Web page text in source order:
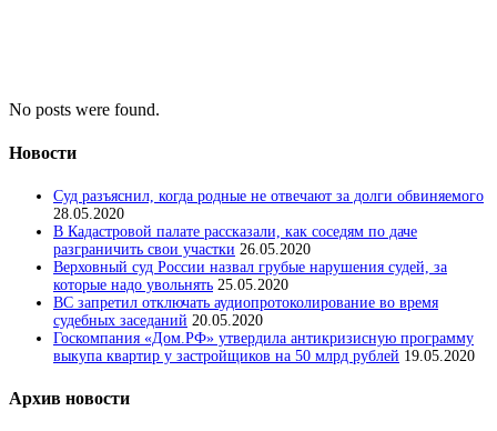
No posts were found.
Новости
Суд разъяснил, когда родные не отвечают за долги обвиняемого
28.05.2020
В Кадастровой палате рассказали, как соседям по даче
разграничить свои участки 26.05.2020
Верховный суд России назвал грубые нарушения судей, за
которые надо увольнять 25.05.2020
ВС запретил отключать аудиопротоколирование во время
судебных заседаний 20.05.2020
Госкомпания «Дом.РФ» утвердила антикризисную программу
выкупа квартир у застройщиков на 50 млрд рублей 19.05.2020
Архив новости